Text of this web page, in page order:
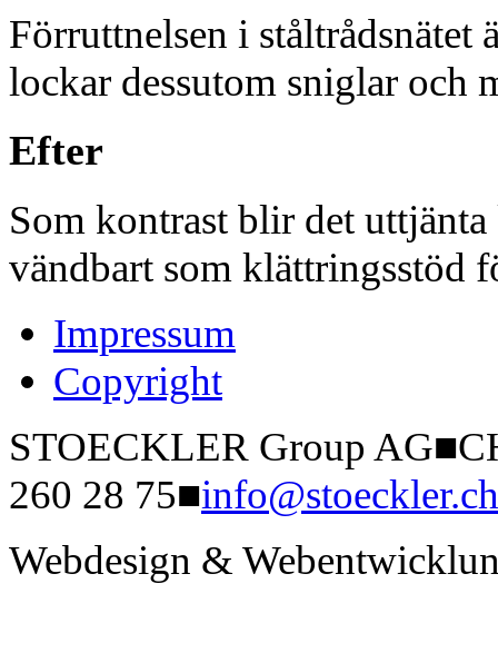
Förruttnelsen i
lockar dessutom sniglar och
Efter
Som kontrast blir det
vändbart som klättringsstöd
Impressum
Copyright
STOECKLER Group AG■
260 28 75■info@stoeckler.ch
Webdesign &